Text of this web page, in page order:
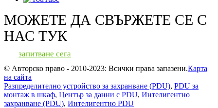
МОЖЕТЕ ДА СВЪРЖЕТЕ СЕ С
НАС ТУК
запитване сега
© Авторско право - 2010-2023: Всички права запазени.Карта
на сайта
Разпределително устройство за захранване (PDU), PDU за
монтаж в шкаф, Център за данни с PDU, Интелигентно
захранване (PDU), Интелигентно PDU